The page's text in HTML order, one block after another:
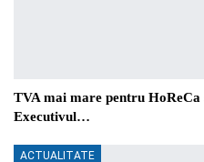
TVA mai mare pentru HoReCa
Executivul…
ACTUALITATE